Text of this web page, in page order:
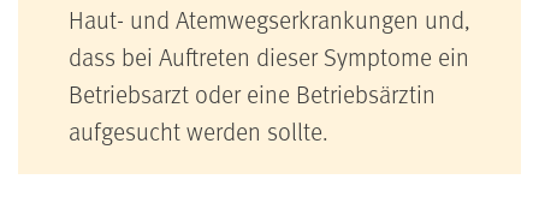
Haut- und Atemwegserkrankungen und,
dass bei Auftreten dieser Symptome ein
Betriebsarzt oder eine Betriebsärztin
aufgesucht werden sollte.